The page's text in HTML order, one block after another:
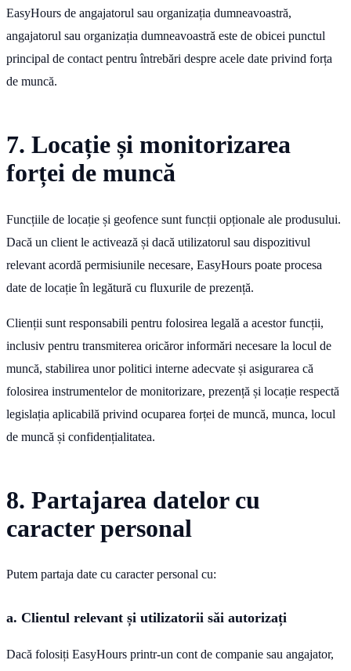
EasyHours de angajatorul sau organizația dumneavoastră,
angajatorul sau organizația dumneavoastră este de obicei punctul
principal de contact pentru întrebări despre acele date privind forța
de muncă.
7. Locație și monitorizarea
forței de muncă
Funcțiile de locație și geofence sunt funcții opționale ale produsului.
Dacă un client le activează și dacă utilizatorul sau dispozitivul
relevant acordă permisiunile necesare, EasyHours poate procesa
date de locație în legătură cu fluxurile de prezență.
Clienții sunt responsabili pentru folosirea legală a acestor funcții,
inclusiv pentru transmiterea oricăror informări necesare la locul de
muncă, stabilirea unor politici interne adecvate și asigurarea că
folosirea instrumentelor de monitorizare, prezență și locație respectă
legislația aplicabilă privind ocuparea forței de muncă, munca, locul
de muncă și confidențialitatea.
8. Partajarea datelor cu
caracter personal
Putem partaja date cu caracter personal cu:
a. Clientul relevant și utilizatorii săi autorizați
Dacă folosiți EasyHours printr-un cont de companie sau angajator,